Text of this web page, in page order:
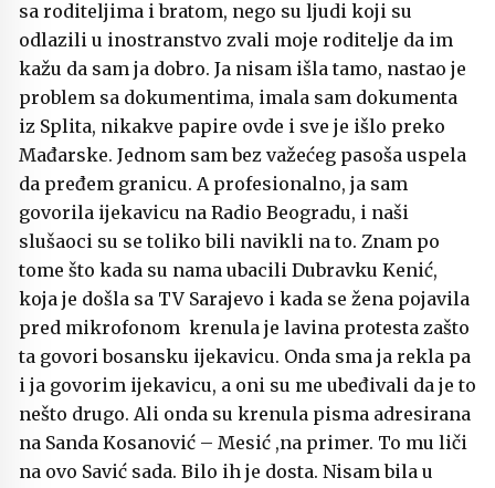
sa roditeljima i bratom, nego su ljudi koji su
odlazili u inostranstvo zvali moje roditelje da im
kažu da sam ja dobro. Ja nisam išla tamo, nastao je
problem sa dokumentima, imala sam dokumenta
iz Splita, nikakve papire ovde i sve je išlo preko
Mađarske. Jednom sam bez važećeg pasoša uspela
da pređem granicu. A profesionalno, ja sam
govorila ijekavicu na Radio Beogradu, i naši
slušaoci su se toliko bili navikli na to. Znam po
tome što kada su nama ubacili Dubravku Kenić,
koja je došla sa TV Sarajevo i kada se žena pojavila
pred mikrofonom krenula je lavina protesta zašto
ta govori bosansku ijekavicu. Onda sma ja rekla pa
i ja govorim ijekavicu, a oni su me ubeđivali da je to
nešto drugo. Ali onda su krenula pisma adresirana
na Sanda Kosanović – Mesić ,na primer. To mu liči
na ovo Savić sada. Bilo ih je dosta. Nisam bila u